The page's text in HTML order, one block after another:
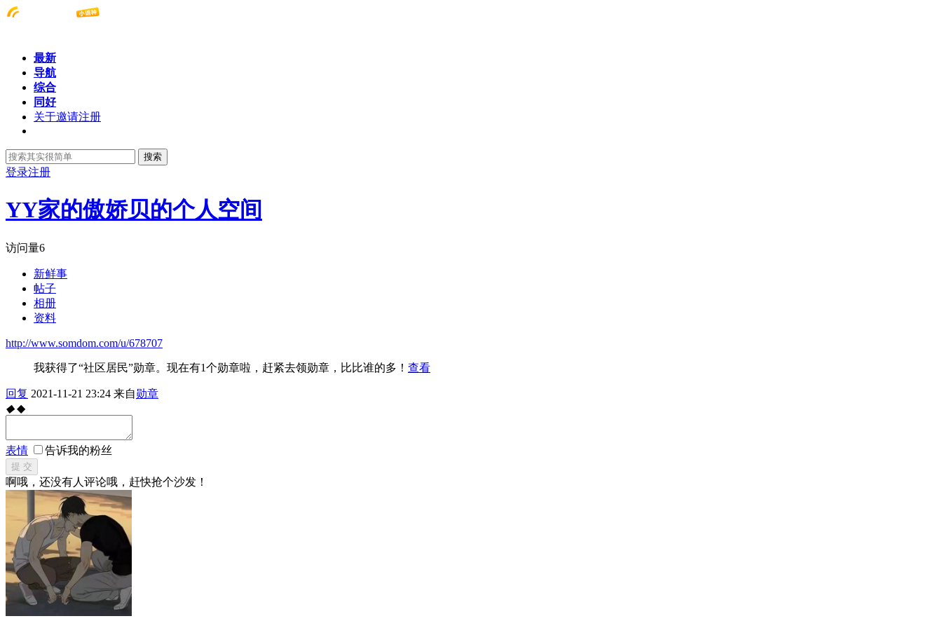
最新
导航
综合
同好
关于邀请注册
搜索
登录注册
YY家的傲娇贝的个人空间
访问量6
新鲜事
帖子
相册
资料
http://www.somdom.com/u/678707
我获得了“社区居民”勋章。现在有1个勋章啦，赶紧去领勋章，比比谁的多！ 查看
回复 2021-11-21 23:24 来自勋章
◆ ◆
表情 告诉我的粉丝
提 交
啊哦，还没有人评论哦，赶快抢个沙发！